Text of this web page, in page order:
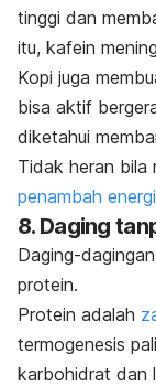
tinggi dan
itu, kafein
Kopi juga
bisa aktif
diketahui
Tidak heran bila
penambah energi
8. Daging
Daging-
protein.
Protein adalah
termogenesis
karbohidrat dan